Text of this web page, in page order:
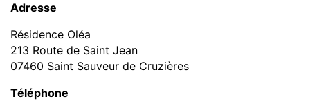
Adresse
Résidence Oléa
213 Route de Saint Jean
07460 Saint Sauveur de Cruzières
Téléphone